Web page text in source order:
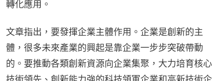
轉化應用。
文章指出，要發揮企業主體作用。企業是創新的主
體，很多未來產業的興起是靠企業一步步突破帶動
的。要推動各類創新資源向企業集聚，大力培育核心